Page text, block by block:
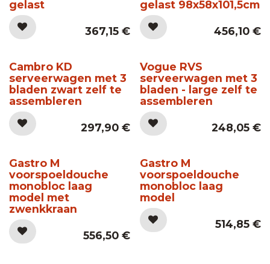
gelast
367,15€
gelast 98x58x101,5cm
456,10€
Cambro KD
serveerwagen met 3
bladen zwart zelf te
assembleren
297,90€
Vogue RVS
serveerwagen met 3
bladen - large zelf te
assembleren
248,05€
Gastro M
voorspoeldouche
monobloc laag
model met
zwenkkraan
556,50€
Gastro M
voorspoeldouche
monobloc laag
model
514,85€